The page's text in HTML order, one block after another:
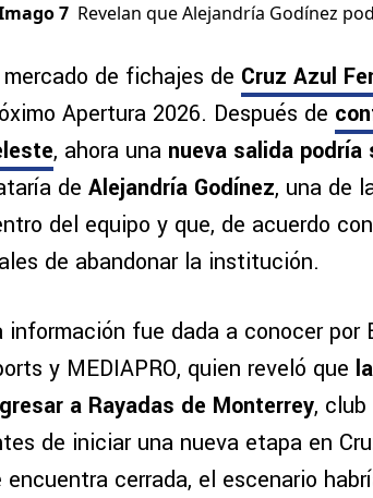
7 Revelan que Alejandría Godínez
mercado de fichajes de Cruz Azul
Apertura 2026. Después de
, ahora una nueva salida podría
de Alejandría Godínez, una de
del equipo y que, de acuerdo
de abandonar la institución.
información fue dada a conocer por
y MEDIAPRO, quien reveló que
a Rayadas de Monterrey,
de iniciar una nueva etapa en
encuentra cerrada, el escenario